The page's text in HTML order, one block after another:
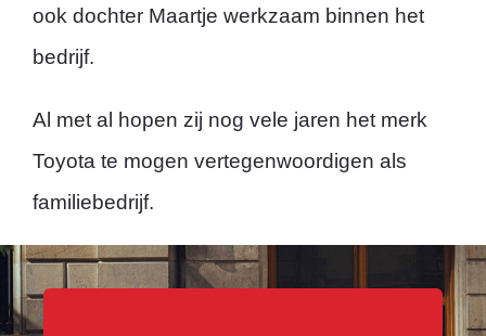
ook dochter Maartje werkzaam binnen het
bedrijf.
Al met al hopen zij nog vele jaren het merk
Toyota te mogen vertegenwoordigen als
familiebedrijf.